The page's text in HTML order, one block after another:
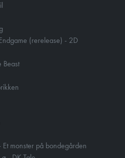
(rerelease) - 2D
Beast
Et monster på bondegården